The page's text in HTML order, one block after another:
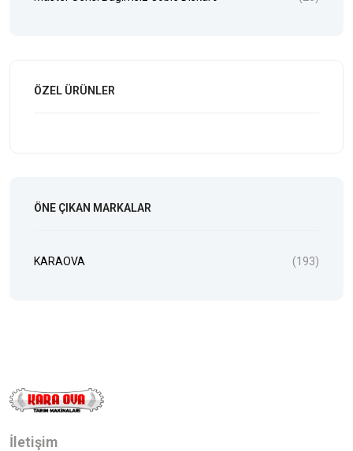
ÖZEL ÜRÜNLER
ÖNE ÇIKAN MARKALAR
KARAOVA (193)
İletişim